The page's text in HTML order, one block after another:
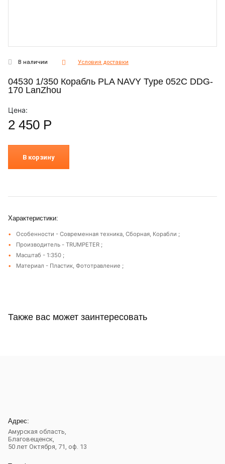
В наличии Условия доставки
04530 1/350 Корабль PLA NAVY Type 052C DDG-
170 LanZhou
Цена:
2 450 Р
В корзину
Характеристики:
Особенности - Современная техника, Сборная, Корабли ;
Производитель - TRUMPETER ;
Масштаб - 1:350 ;
Материал - Пластик, Фототравление ;
Также вас может заинтересовать
Адрес:
Амурская область,
Благовещенск,
50 лет Октября, 71, оф. 13